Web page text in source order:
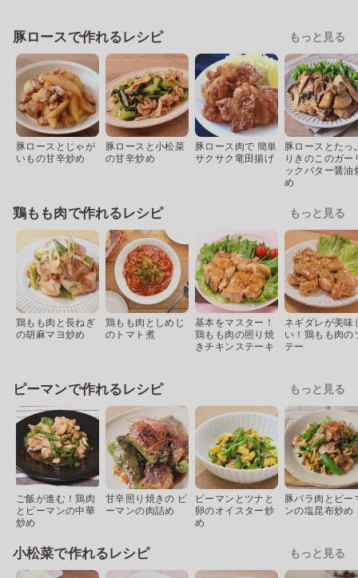
豚ロースで作れるレシピ もっと見る
豚ロースとじゃが
いもの甘辛炒め
豚ロースと小松菜
の甘辛炒め
豚ロース肉で 簡単
サクサク竜田揚げ
豚ロースとたっ
りきのこのガー
ックバター醤油
め
鶏もも肉で作れるレシピ もっと見る
鶏もも肉と長ねぎ
の胡麻マヨ炒め
鶏もも肉としめじ
のトマト煮
基本をマスター！
鶏もも肉の照り焼
きチキンステーキ
ネギダレが美味
い！鶏もも肉の
テー
ピーマンで作れるレシピ もっと見る
ご飯が進む！鶏肉
とピーマンの中華
炒め
甘辛照り焼きの ピ
ーマンの肉詰め
ピーマンとツナと
卵のオイスター炒
め
豚バラ肉とピー
ンの塩昆布炒め
小松菜で作れるレシピ もっと見る